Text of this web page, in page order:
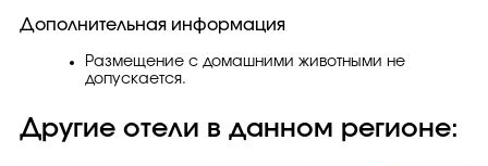
Дополнительная информация
Размещение с домашними животными не
допускается.
Другие отели в данном регионе: